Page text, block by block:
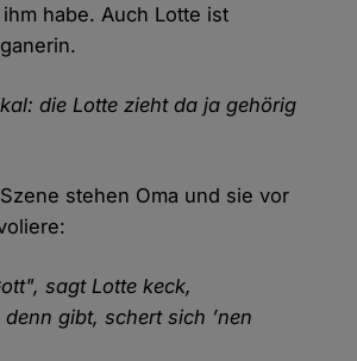
habe. Auch Lotte ist
die Lotte zieht da ja gehörig
stehen Oma und sie vor
sagt Lotte keck,
denn gibt, schert sich ’nen